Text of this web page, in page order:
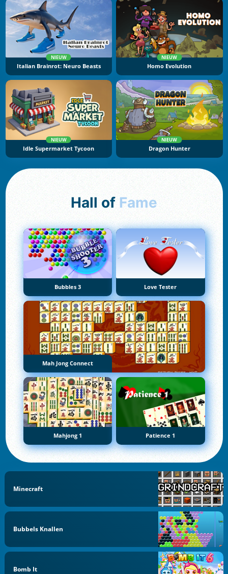
NIEUW
Italian Brainrot: Neuro Beasts
NIEUW
Homo Evolution
NIEUW
Idle Supermarket Tycoon
NIEUW
Dragon Hunter
Hall of Fame
Bubbles 3 Love Tester
Mah Jong Connect
Mahjong 1 Patience 1
Minecraft
Bubbels Knallen
Bomb It